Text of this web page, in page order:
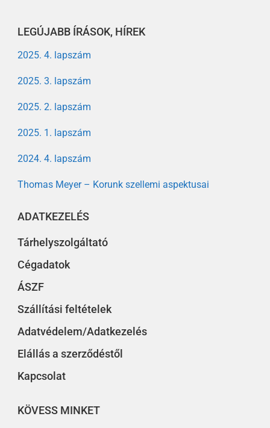
LEGÚJABB ÍRÁSOK, HÍREK
2025. 4. lapszám
2025. 3. lapszám
2025. 2. lapszám
2025. 1. lapszám
2024. 4. lapszám
Thomas Meyer – Korunk szellemi aspektusai
ADATKEZELÉS
Tárhelyszolgáltató
Cégadatok
ÁSZF
Szállítási feltételek
Adatvédelem/Adatkezelés
Elállás a szerződéstől
Kapcsolat
KÖVESS MINKET